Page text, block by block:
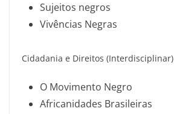
Sujeitos negros
Vivências Negras
Cidadania e Direitos (Interdisciplinar)
O Movimento Negro
Africanidades Brasileiras